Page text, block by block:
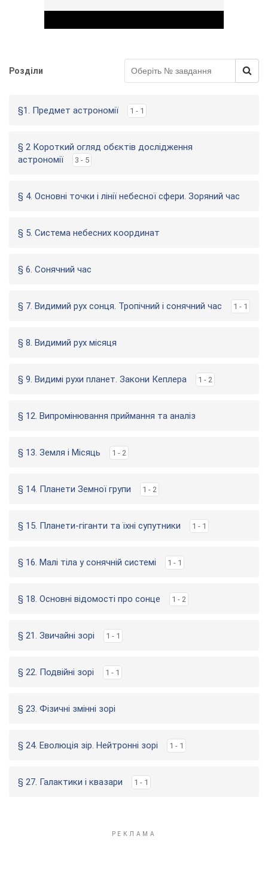
Play Video
Розділи
§1. Предмет астрономії 1 - 1
§ 2 Короткий огляд обєктів дослідження
астрономії
3 - 5
§ 4. Основні точки і лінії небесної сфери. Зоряний час
§ 5. Система небесних координат
§ 6. Сонячний час
§ 7. Видимий рух сонця. Тропічний і сонячний час 1 - 1
§ 8. Видимий рух місяця
§ 9. Видимі рухи планет. Закони Кеплера 1 - 2
§ 12. Випромінювання приймання та аналіз
§ 13. Земля і Місяць 1 - 2
§ 14. Планети Земної групи 1 - 2
§ 15. Планети-гіганти та їхні супутники 1 - 1
§ 16. Малі тіла у сонячній системі 1 - 1
§ 18. Основні відомості про сонце 1 - 2
§ 21. Звичайні зорі 1 - 1
§ 22. Подвійні зорі 1 - 1
§ 23. Фізичні змінні зорі
§ 24. Еволюція зір. Нейтронні зорі 1 - 1
§ 27. Галактики і квазари 1 - 1